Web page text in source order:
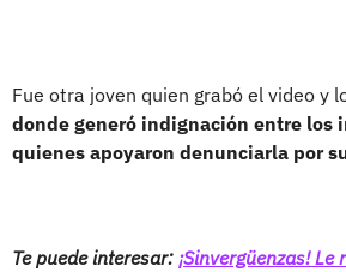
Fue otra joven quien grabó el video y
donde generó indignación entre los
quienes apoyaron denunciarla por
Te puede interesar: ¡Sinvergüenzas!